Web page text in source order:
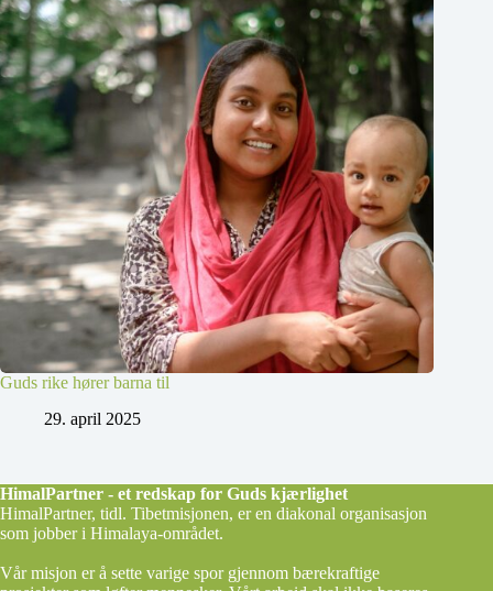
Guds rike hører barna til
29. april 2025
HimalPartner - et redskap for Guds kjærlighet
HimalPartner, tidl. Tibetmisjonen, er en diakonal organisasjon
som jobber i Himalaya-området.
Vår misjon er å sette varige spor gjennom bærekraftige